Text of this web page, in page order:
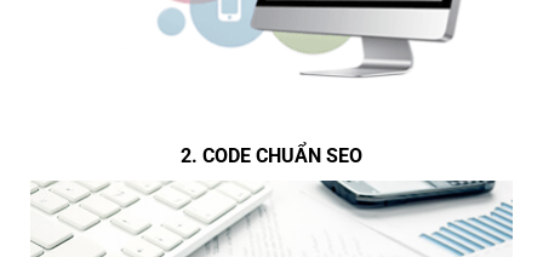
2. CODE CHUẨN SEO